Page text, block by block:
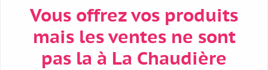
Vous offrez vos produits
mais les ventes ne sont
pas la à La Chaudière